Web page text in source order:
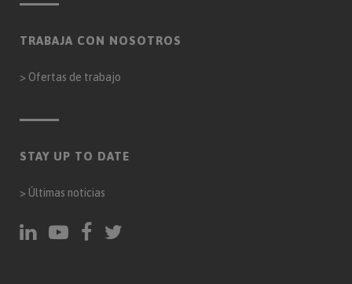
TRABAJA CON NOSOTROS
> Ofertas de trabajo
STAY UP TO DATE
> Últimas noticias